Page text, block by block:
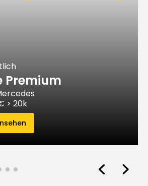
Premium
> 20k